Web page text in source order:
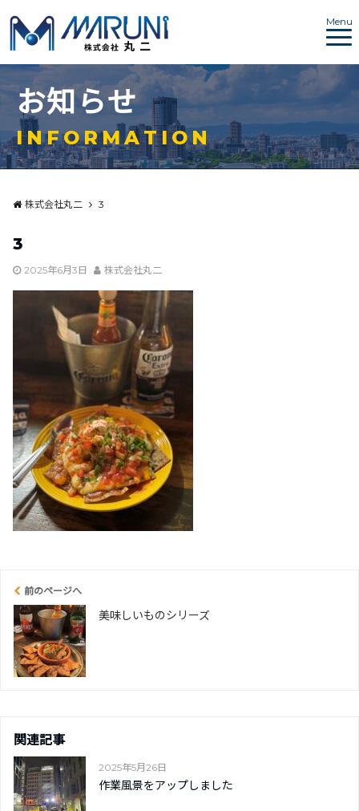
Menu
お知らせ
INFORMATION
株式会社丸二 3
3
2025年6月3日 株式会社丸二
前のページへ
美味しいものシリーズ
関連記事
2025年5月26日
作業風景をアップしました